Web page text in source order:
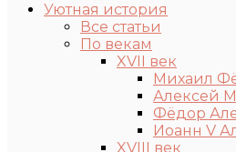
Уютная история
Все статьи
По векам
XVII век
Михаил
Алексей
Фёдор
Иоанн V
XVIII век